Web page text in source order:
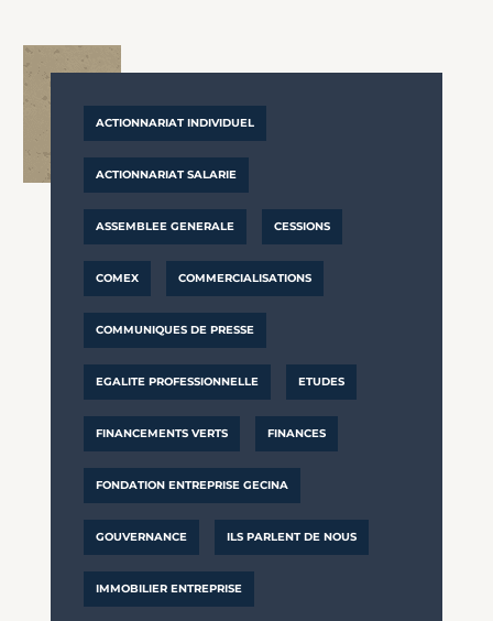
ACTIONNARIAT INDIVIDUEL
ACTIONNARIAT SALARIE
ASSEMBLEE GENERALE CESSIONS
COMEX COMMERCIALISATIONS
COMMUNIQUES DE PRESSE
EGALITE PROFESSIONNELLE ETUDES
FINANCEMENTS VERTS FINANCES
FONDATION ENTREPRISE GECINA
GOUVERNANCE ILS PARLENT DE NOUS
IMMOBILIER ENTREPRISE